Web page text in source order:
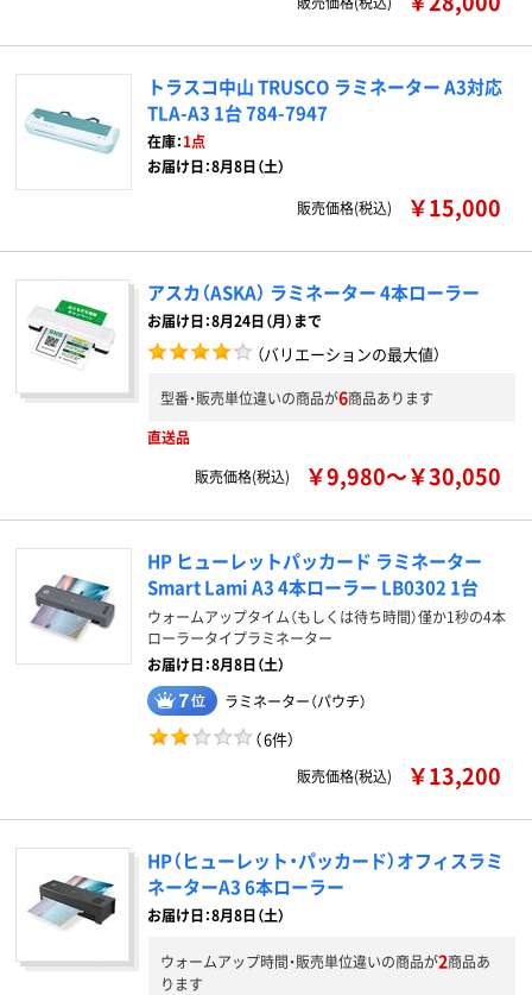
トラスコ中山 TRUSCO ラミネーター A3対応
TLA-A3 1台 784-7947
在庫：1点
お届け日：8月8日（土）
販売価格(税込) ￥15,000
アスカ（ASKA） ラミネーター 4本ローラー
お届け日：8月24日（月）まで
（バリエーションの最大値）
型番・販売単位違いの商品が6商品あります
直送品
販売価格(税込)
￥9,980～￥30,050
HP ヒューレットパッカード ラミネーター
Smart Lami A3 4本ローラー LB0302 1台
ウォームアップタイム（もしくは待ち時間）僅か1秒の4本
ローラータイプラミネーター
お届け日：8月8日（土）
ラミネーター（パウチ）
（6件）
販売価格(税込) ￥13,200
HP（ヒューレット・パッカード）オフィスラミ
ネーターA3 6本ローラー
お届け日：8月8日（土）
ウォームアップ時間・販売単位違いの商品が2商品あ
ります